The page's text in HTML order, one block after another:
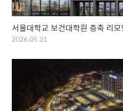
서울대학교 보건대학원 증축 리
2026.05.31